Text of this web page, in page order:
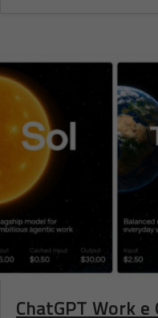
ChatGPT Work e